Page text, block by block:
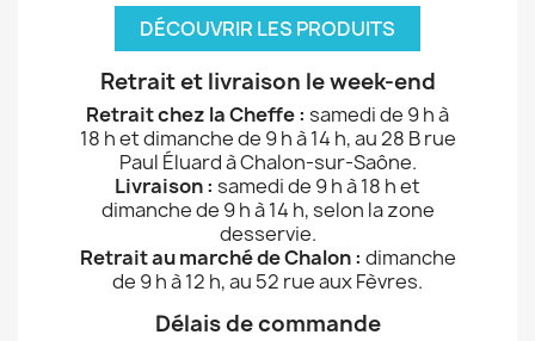
DÉCOUVRIR LES PRODUITS
Retrait et livraison le week-end
Retrait chez la Cheffe : samedi de 9 h à
18 h et dimanche de 9 h à 14 h, au 28 B rue
Paul Éluard à Chalon-sur-Saône.
Livraison : samedi de 9 h à 18 h et
dimanche de 9 h à 14 h, selon la zone
desservie.
Retrait au marché de Chalon : dimanche
de 9 h à 12 h, au 52 rue aux Fèvres.
Délais de commande